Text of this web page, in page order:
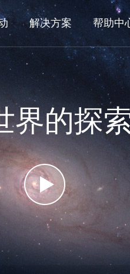
解决方案 帮助中
界的探